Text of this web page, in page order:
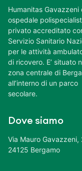
Humanitas Gavazzeni
ospedale
privato accreditato
Servizio Sanitario
per le attività
di ricovero. E’ situato
zona centrale di
all’interno di un parco
secolare.
Dove siamo
Via Mauro Gavazzeni,
24125 Bergamo